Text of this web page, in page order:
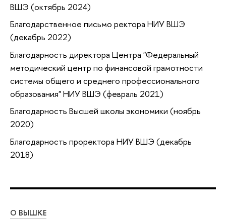
ВШЭ (октябрь 2024)
Благодарственное письмо ректора НИУ ВШЭ
(декабрь 2022)
Благодарность директора Центра "Федеральный
методический центр по финансовой грамотности
системы общего и среднего профессионального
образования" НИУ ВШЭ (февраль 2021)
Благодарность Высшей школы экономики (ноябрь
2020)
Благодарность проректора НИУ ВШЭ (декабрь
2018)
О ВЫШКЕ